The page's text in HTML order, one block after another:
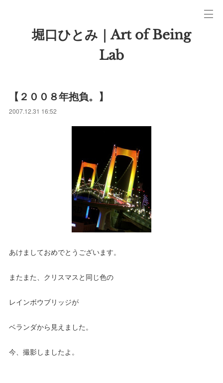
堀口ひとみ｜Art of Being
Lab
【２００８年抱負。】
2007.12.31 16:52
あけましておめでとうございます。
またまた、クリスマスと同じ色の
レインボウブリッジが
ベランダから見えました。
今、撮影しましたよ。